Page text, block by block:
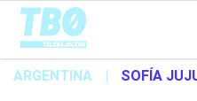
Cargando...
ARGENTINA | SOFÍA